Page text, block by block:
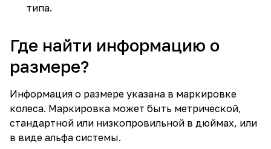
типа.
Где найти информацию о
размере?
Информация о размере указана в маркировке
колеса. Маркировка может быть метрической,
стандартной или низкопровильной в дюймах, или
в виде альфа системы.